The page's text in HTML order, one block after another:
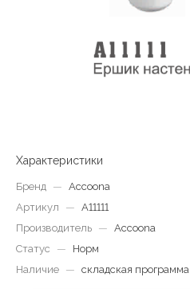
Характеристики
Бренд — Accoona
Артикул
— A11111
Производитель — Accoona
Статус
—
Норм
Наличие — складская программа